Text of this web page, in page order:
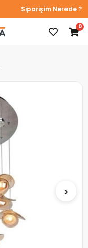
Siparişim Nerede ?
0
›